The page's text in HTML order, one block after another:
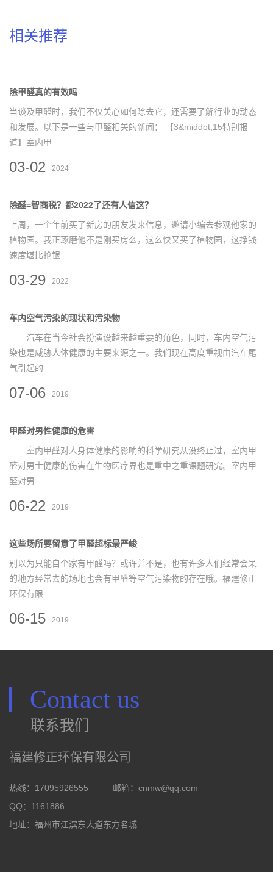
相关推荐
除甲醛真的有效吗
当谈及甲醛时，我们不仅关心如何除去它，还需要了解行业的动态
和发展。以下是一些与甲醛相关的新闻： 【3&middot;15特别报
道】室内甲
03-02 2024
除醛=智商税？都2022了还有人信这？
上周，一个年前买了新房的朋友发来信息，邀请小编去参观他家的
植物园。我正琢磨他不是刚买房么，这么快又买了植物园，这挣钱
速度堪比抢银
03-29 2022
车内空气污染的现状和污染物
汽车在当今社会扮演设越来越重要的角色，同时，车内空气污
染也是威胁人体健康的主要来源之一。我们现在高度重视由汽车尾
气引起的
07-06 2019
甲醛对男性健康的危害
室内甲醛对人身体健康的影响的科学研究从没终止过，室内甲
醛对男士健康的伤害在生物医疗界也是重中之重课题研究。室内甲
醛对男
06-22 2019
这些场所要留意了甲醛超标最严峻
别以为只能自个家有甲醛吗？或许并不是，也有许多人们经常会呆
的地方经常去的场地也会有甲醛等空气污染物的存在哦。福建修正
环保有限
06-15 2019
Contact us
联系我们
福建修正环保有限公司
热线：17095926555 邮箱： cnmw@qq.com
QQ：1161886
地址：福州市江滨东大道东方名城